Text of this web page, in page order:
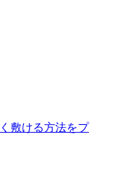
のような美しい仕上
リーで、四季を通じ
に人工芝を導入する
人工芝は水はけが非
れることなく、子ど
のメリットです。都
防ぎ、限られたスペ
の設置をご提案して
敷ける方法をプ